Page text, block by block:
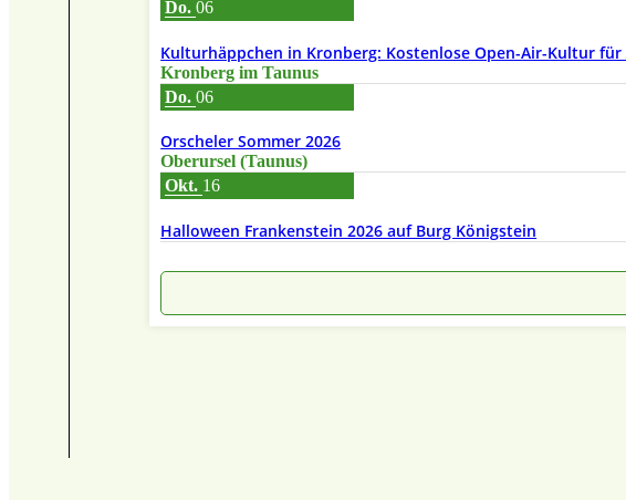
Do.06
Kulturhäppchen in Kronberg: Kostenlose Open-Air-Kultur für
Kronberg im Taunus
Do.06
Orscheler Sommer 2026
Oberursel (Taunus)
Okt. 16
Halloween Frankenstein 2026 auf Burg Königstein